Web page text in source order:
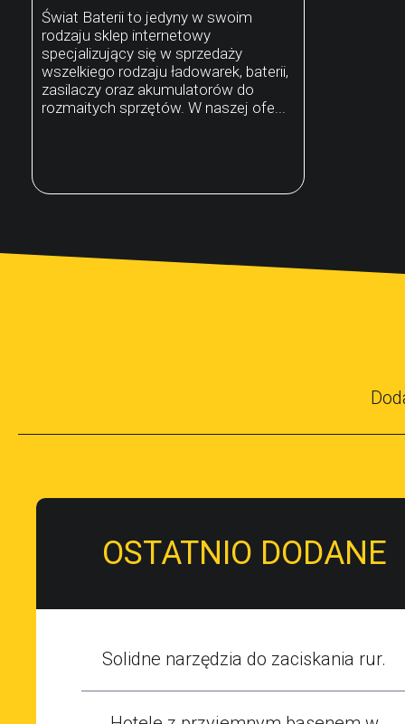
Świat Baterii to jedyny w swoim
rodzaju sklep internetowy
specjalizujący się w sprzedaży
wszelkiego rodzaju ładowarek, baterii,
zasilaczy oraz akumulatorów do
rozmaitych sprzętów. W naszej ofe...
OSTATNIO DODANE
Solidne narzędzia do zaciskania rur.